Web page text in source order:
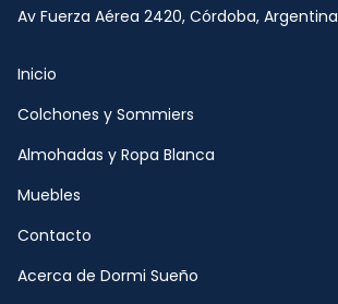
Av Fuerza Aérea 2420, Córdoba, Argentina
Inicio
Colchones y Sommiers
Almohadas y Ropa Blanca
Muebles
Contacto
Acerca de Dormi Sueño